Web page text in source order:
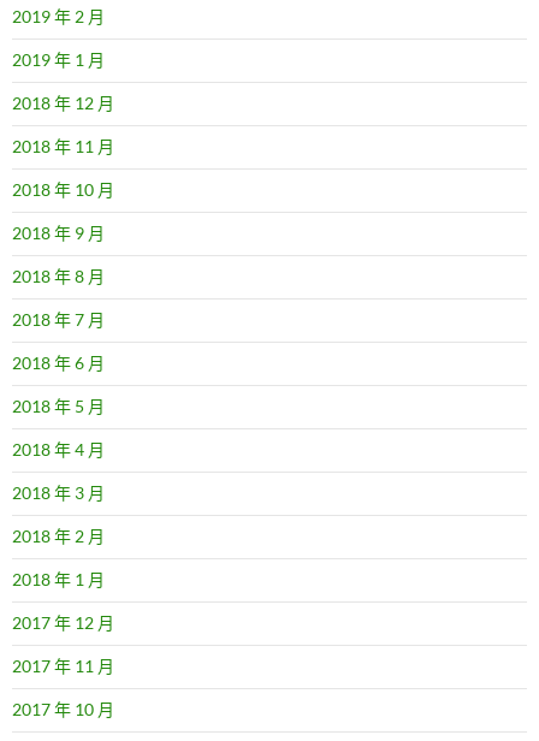
2019 年 2 月
2019 年 1 月
2018 年 12 月
2018 年 11 月
2018 年 10 月
2018 年 9 月
2018 年 8 月
2018 年 7 月
2018 年 6 月
2018 年 5 月
2018 年 4 月
2018 年 3 月
2018 年 2 月
2018 年 1 月
2017 年 12 月
2017 年 11 月
2017 年 10 月